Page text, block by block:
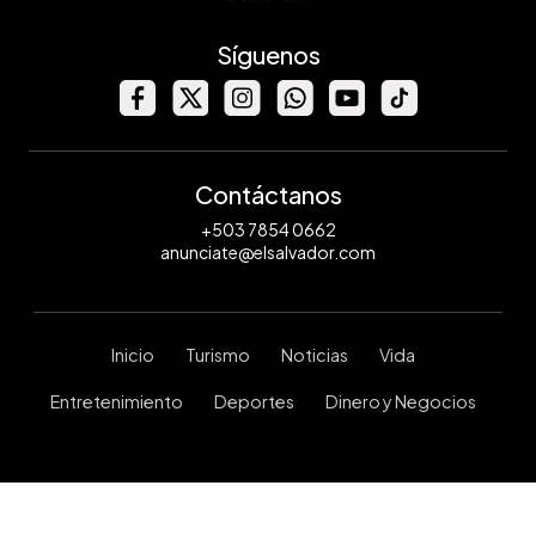
Síguenos
Contáctanos
+503 7854 0662
anunciate@elsalvador.com
Inicio Turismo Noticias Vida
Entretenimiento Deportes Dinero y Negocios